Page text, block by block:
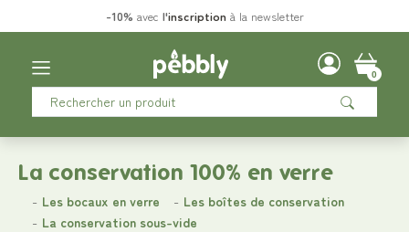
La conservation 100% en verre
Les bocaux en verre
Les boîtes de conservation
La conservation sous-vide
-10% avec l'inscription à la newsletter
0